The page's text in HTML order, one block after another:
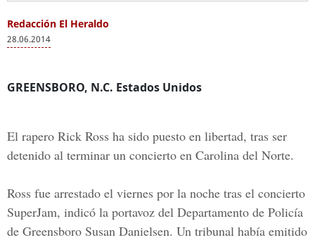
Redacción El Heraldo
28.06.2014
GREENSBORO, N.C. Estados Unidos
El rapero Rick Ross ha sido puesto en libertad, tras ser
detenido al terminar un concierto en Carolina del Norte.
Ross fue arrestado el viernes por la noche tras el concierto
SuperJam, indicó la portavoz del Departamento de Policía
de Greensboro Susan Danielsen. Un tribunal había emitido